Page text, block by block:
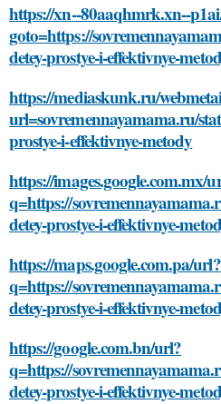
https://xn--80aaqhmrk.xn--
goto=https://
detey-prostye-i-effektivnye-
https://mediaskunk.ru/
url=sovremennayamama.ru/
prostye-i-effektivnye-metody
https://images.google.com.mx/
q=https://
detey-prostye-i-effektivnye-
https://maps.google.com.pa/url?
q=https://
detey-prostye-i-effektivnye-
https://google.com.bn/url?
q=https://
detey-prostye-i-effektivnye-